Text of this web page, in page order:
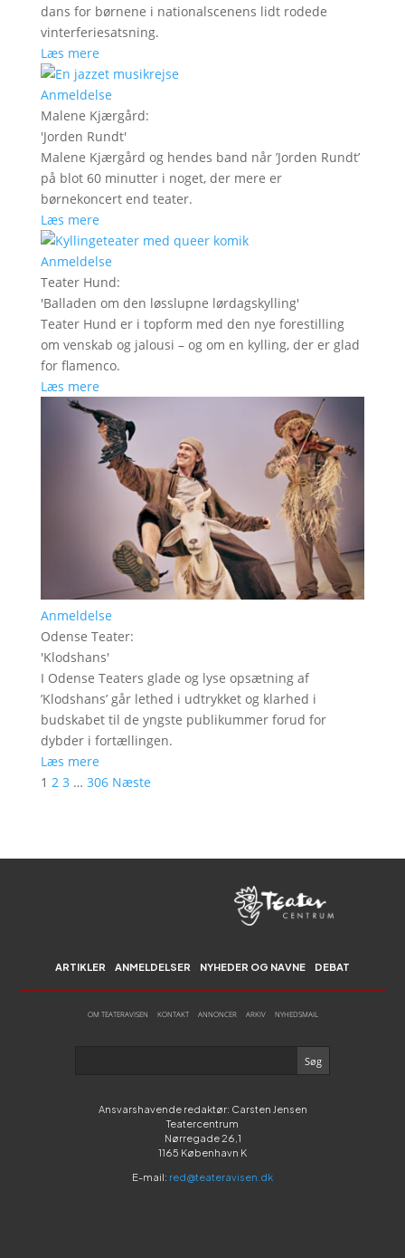
dans for børnene i nationalscenens lidt rodede
vinterferiesatsning.
Læs mere
Anmeldelse
Malene Kjærgård:
'Jorden Rundt'
Malene Kjærgård og hendes band når ’Jorden Rundt’
på blot 60 minutter i noget, der mere er
børnekoncert end teater.
Læs mere
Anmeldelse
Teater Hund:
'Balladen om den løsslupne lørdagskylling'
Teater Hund er i topform med den nye forestilling
om venskab og jalousi – og om en kylling, der er glad
for flamenco.
Læs mere
Anmeldelse
Odense Teater:
'Klodshans'
I Odense Teaters glade og lyse opsætning af
’Klodshans’ går lethed i udtrykket og klarhed i
budskabet til de yngste publikummer forud for
dybder i fortællingen.
Læs mere
1 2 3 … 306 Næste
ARTIKLER ANMELDELSER NYHEDER OG NAVNE DEBAT
OM TEATERAVISEN KONTAKT ANNONCER ARKIV NYHEDSMAIL
Ansvarshavende redaktør: Carsten Jensen
Teatercentrum
Nørregade 26,1
1165 København K
E-mail: red@teateravisen.dk